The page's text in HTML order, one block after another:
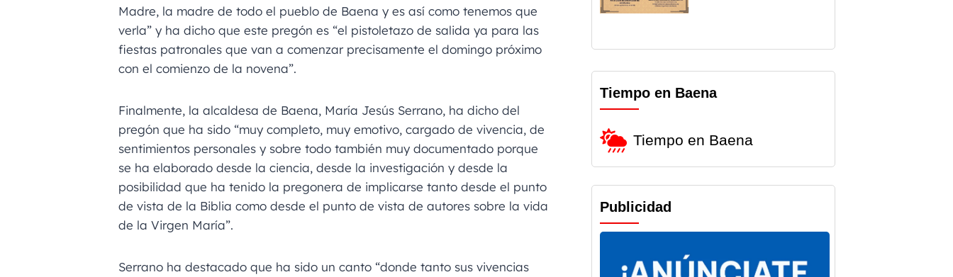
Madre, la madre de todo el pueblo de Baena y es así como tenemos que
verla” y ha dicho que este pregón es “el pistoletazo de salida ya para las
fiestas patronales que van a comenzar precisamente el domingo próximo
con el comienzo de la novena”.
Finalmente, la alcaldesa de Baena, María Jesús Serrano, ha dicho del
pregón que ha sido “muy completo, muy emotivo, cargado de vivencia, de
sentimientos personales y sobre todo también muy documentado porque
se ha elaborado desde la ciencia, desde la investigación y desde la
posibilidad que ha tenido la pregonera de implicarse tanto desde el punto
de vista de la Biblia como desde el punto de vista de autores sobre la vida
de la Virgen María”.
Serrano ha destacado que ha sido un canto “donde tanto sus vivencias
Tiempo en Baena
Tiempo en Baena
Publicidad